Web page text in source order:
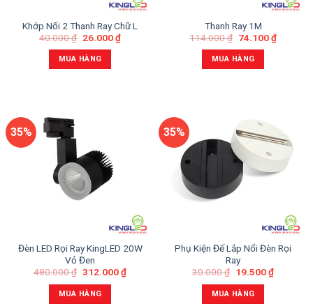
Khớp Nối 2 Thanh Ray Chữ L
40.000₫ 26.000₫
MUA HÀNG
Thanh Ray 1M
114.000₫ 74.100₫
MUA HÀNG
35%
Đèn LED Rọi Ray KingLED 20W
Vỏ Đen
480.000₫ 312.000₫
MUA HÀNG
35%
Phụ Kiện Đế Lắp Nổi Đèn Rọi
Ray
30.000₫ 19.500₫
MUA HÀNG